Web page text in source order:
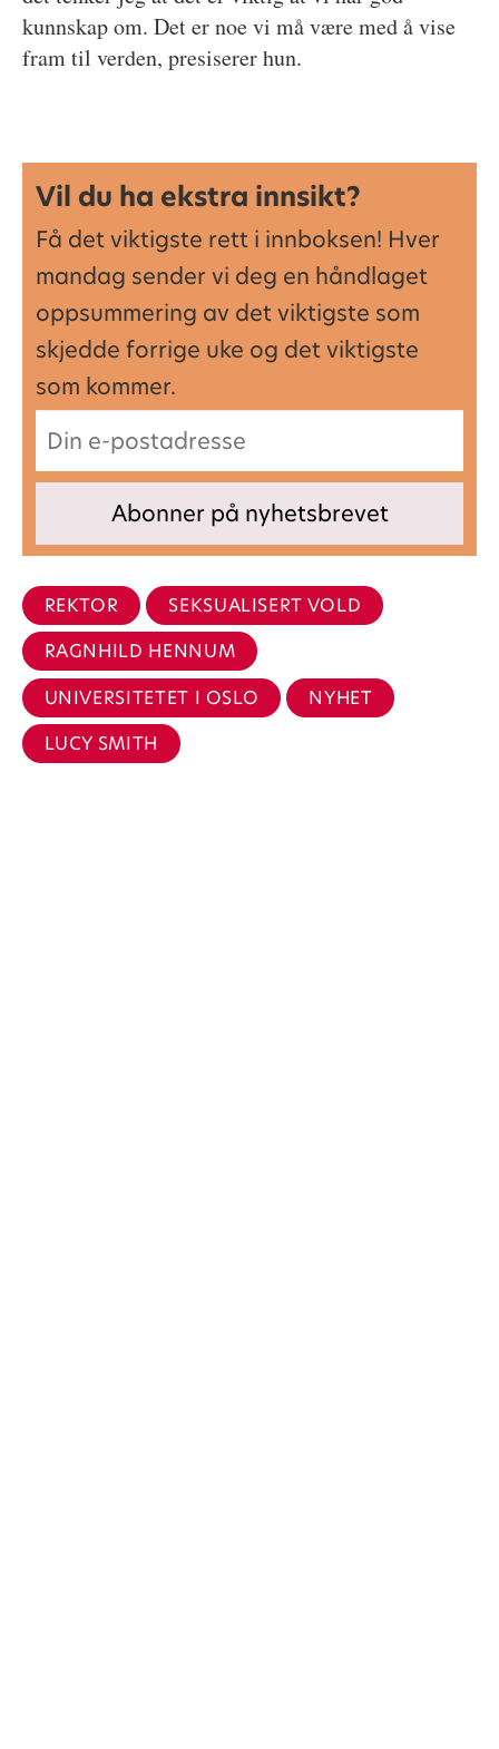
kunnskap om. Det er noe vi må være med å vise
fram til verden, presiserer hun.
Vil du ha ekstra innsikt?
Få det viktigste rett i innboksen! Hver
mandag sender vi deg en håndlaget
oppsummering av det viktigste som
skjedde forrige uke og det viktigste
som kommer.
REKTOR
SEKSUALISERT VOLD
RAGNHILD HENNUM
UNIVERSITETET I OSLO
NYHET
LUCY SMITH